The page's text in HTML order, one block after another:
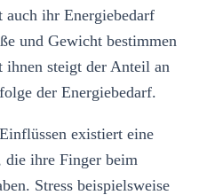
auch ihr Energiebedarf
und Gewicht bestimmen
ihnen steigt der Anteil an
der Energiebedarf.
existiert eine
die ihre Finger beim
Stress beispielsweise